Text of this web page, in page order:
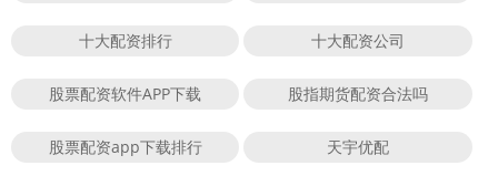
十大配资排行 十大配资公司
股票配资软件APP下载 股指期货配资合法吗
股票配资app下载排行 天宇优配